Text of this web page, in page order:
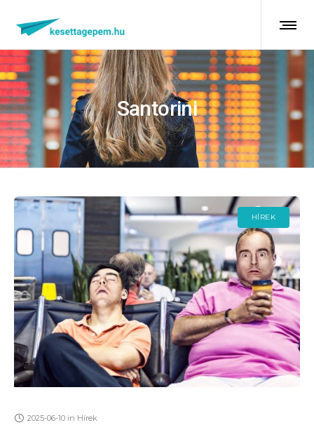
Santorini
HÍREK
2025-06-10 in Hírek